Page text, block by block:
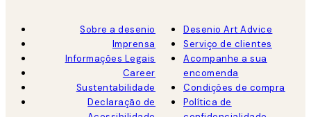
Sobre a desenio
Imprensa
Informações Legais
Career
Sustentabilidade
Declaração de
Desenio Art Advice
Serviço de clientes
Acompanhe a sua
encomenda
Condições de compra
Política de